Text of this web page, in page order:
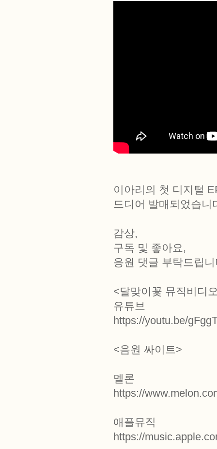
이아리의 첫 디지털
드디어 발매되었습니
감상,
구독 및 좋아요,
응원 댓글 부탁드립
<달맞이꽃 뮤직비디
유튜브
https://youtu.be/
<음원 싸이트>
멜론
https://
애플뮤직
https://